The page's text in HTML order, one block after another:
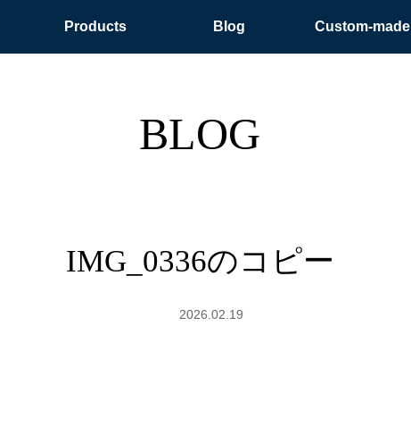
Products Blog Custom-made
BLOG
IMG_0336のコピー
2026.02.19